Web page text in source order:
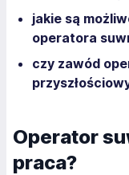
jakie są
operatora
czy zawód
Operator
praca?